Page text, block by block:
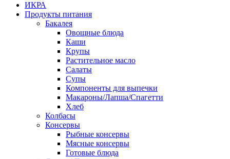
ИКРА
Продукты питания
Бакалея
Овощные блюда
Каши
Крупы
Растительное масло
Салаты
Супы
Компоненты для выпечки
Макароны/Лапша/Спагетти
Хлеб
Колбасы
Консервы
Рыбные консервы
Мясные консервы
Готовые блюда